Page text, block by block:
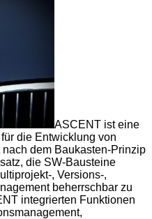
ASCENT ist eine
die Entwicklung von
dem Baukasten-Prinzip
die SW-Bausteine
, Versions-,
beherrschbar zu
integrierten Funktionen